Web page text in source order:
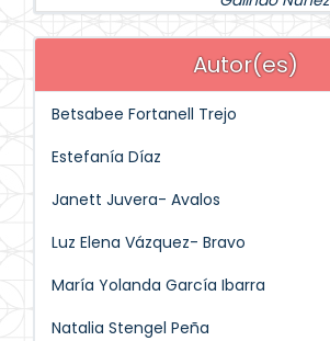
Autor(es)
Betsabee Fortanell Trejo
Estefanía Díaz
Janett Juvera- Avalos
Luz Elena Vázquez- Bravo
María Yolanda García Ibarra
Natalia Stengel Peña